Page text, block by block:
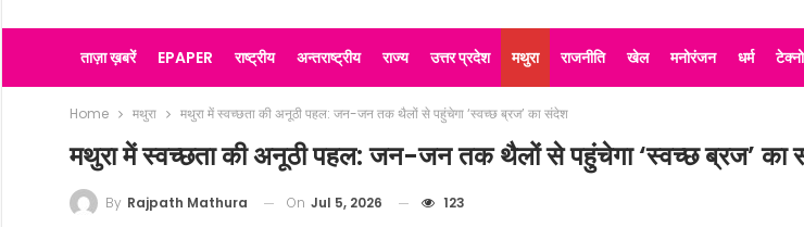
ताज़ा ख़बरें EPAPER राष्ट्रीय अन्तराष्ट्रीय राज्य उत्तर प्रदेश मथुरा राजनीति खेल मनोरंजन धर्म
Home मथुरा मथुरा में स्वच्छता की अनूठी पहल: जन-जन तक थैलों से पहुंचेगा ‘स्वच्छ ब्रज’ का संदेश
मथुरा में स्वच्छता की अनूठी पहल: जन-जन तक थैलों से पहुंचेगा ‘स्वच्छ ब्रज’ का
By Rajpath Mathura On Jul 5, 2026 123